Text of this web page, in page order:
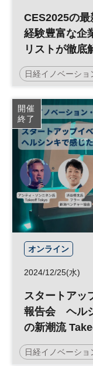
CES2025の最
経験豊富な企
リストが徹
ン・ミートア
日経イノベーシ
テクノロジー
マーケティング
開催
終了
オンライン
2024/12/25(水)
スタートアッ
報告会 ヘル
の新潮流
ネン氏、新潟
登壇 ◇日経イ
日経イノベーシ